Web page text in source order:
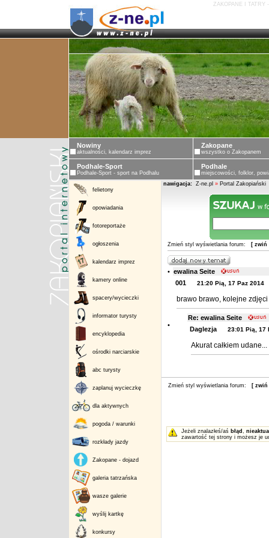
ZAKOPANE I TATRY
Nowiny
aktualności, kalendarz imprez
Zakopane
wszystko o Zakopanem
Podhale-Sport
Podhale-Sport - sport na Podhalu
Podhale
miejscowości, folklor,
felietony
opowiadania
fotoreportaże
ogłoszenia
kalendarz imprez
kamery online
spacery/wycieczki
informator turysty
encyklopedia
ośrodki narciarskie
abc turysty
zaplanuj wycieczkę
dla aktywnych
pogoda / warunki
rozkłady jazdy
Zakopane - dojazd
galeria tatrzańska
wasze galerie
wyślij kartkę
konkursy
nawigacja: Z-ne.pl » Portal Zakopiański
Zmień styl wyświetlania forum: [ zwiń
• ewalina Seite
001
21:20 Pią, 17 Paz 2014
brawo brawo, kolejne
•
Re: ewalina Seite
Daglezja
23:01 Pią, 17
Akurat całkiem udane...
Zmień styl wyświetlania forum: [ zwiń
Jeżeli znalazłeś/aś błąd ,
zawartość tej strony i możesz je